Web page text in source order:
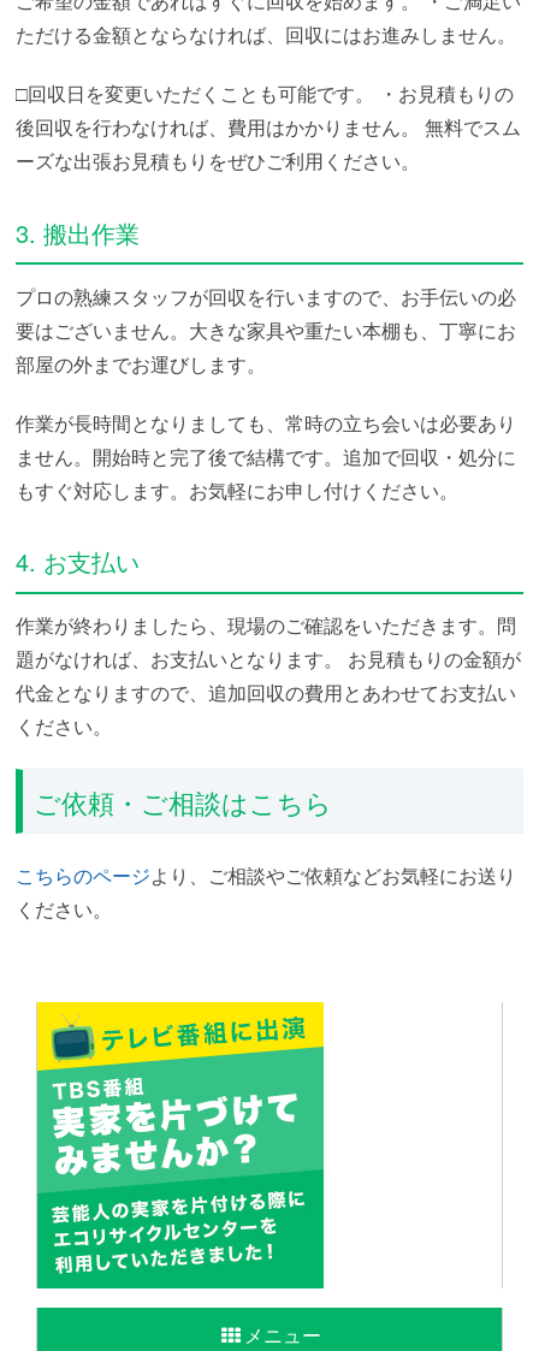
ただける金額とならなければ、回収にはお進みしません。
□回収日を変更いただくことも可能です。
・お見積もりの
後回収を行わなければ、費用はかかりません。
無料でスム
ーズな出張お見積もりをぜひご利用ください。
3. 搬出作業
プロの熟練スタッフが回収を行いますので、お手伝いの必
要はございません。大きな家具や重たい本棚も、丁寧にお
部屋の外までお運びします。
作業が長時間となりましても、常時の立ち会いは必要あり
ません。開始時と完了後で結構です。追加で回収・処分に
もすぐ対応します。お気軽にお申し付けください。
4. お支払い
作業が終わりましたら、現場のご確認をいただきます。問
題がなければ、お支払いとなります。
お見積もりの金額が
代金となりますので、追加回収の費用とあわせてお支払い
ください。
ご依頼・ご相談はこちら
こちらのページより、ご相談やご依頼などお気軽にお送り
ください。
メニュー